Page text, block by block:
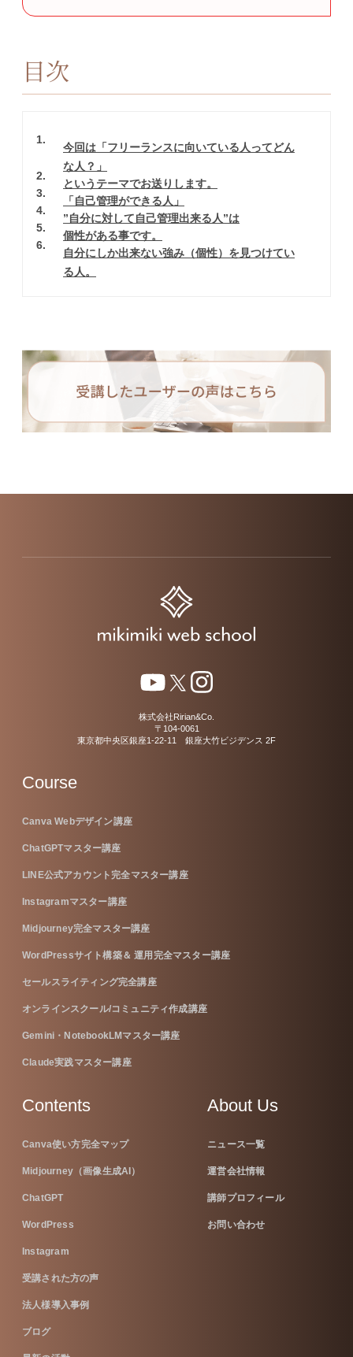
目次
1
今回は「フリーランスに向いている人ってどん
な人？」
2
というテーマでお送りします。
3
「自己管理ができる人」
4
”自分に対して自己管理出来る人”は
5
個性がある事です。
6
自分にしか出来ない強み（個性）を見つけてい
る人。
株式会社Ririan&Co.
〒104-0061
東京都中央区銀座1-22-11 銀座大竹ビジデンス 2F
Course
Canva Webデザイン講座
ChatGPTマスター講座
LINE公式アカウント完全マスター講座
Instagramマスター講座
Midjourney完全マスター講座
WordPressサイト構築＆ 運用完全マスター講座
セールスライティング完全講座
オンラインスクール/コミュニティ作成講座
Gemini・NotebookLMマスター講座
Claude実践マスター講座
Contents
Canva使い方完全マップ
Midjourney（画像生成AI）
ChatGPT
WordPress
Instagram
受講された方の声
法人様導入事例
ブログ
About Us
ニュース一覧
運営会社情報
講師プロフィール
お問い合わせ